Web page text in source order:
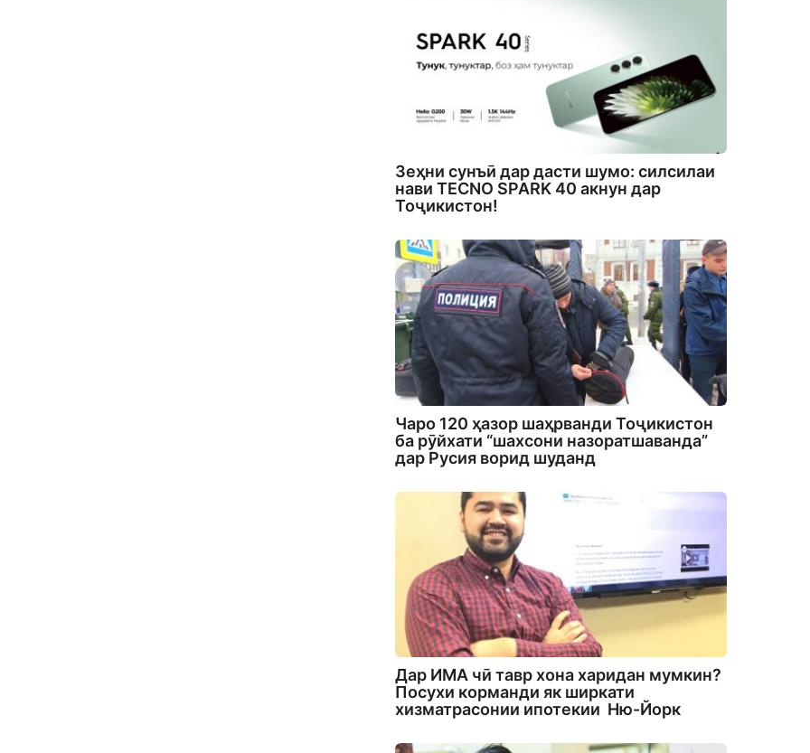
Зеҳни сунъӣ дар дасти шумо: силсилаи
нави TECNO SPARK 40 акнун дар
Тоҷикистон!
Чаро 120 ҳазор шаҳрванди Тоҷикистон
ба рӯйхати “шахсони назоратшаванда”
дар Русия ворид шуданд
Дар ИМА чӣ тавр хона харидан мумкин?
Посухи корманди як ширкати
хизматрасонии ипотекии Ню-Йорк